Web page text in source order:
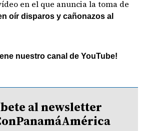
en el que anuncia la toma de
oír disparos y cañonazos al
nuestro canal de YouTube!
al newsletter